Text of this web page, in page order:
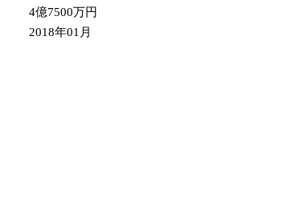
4億7500万円
2018年01月